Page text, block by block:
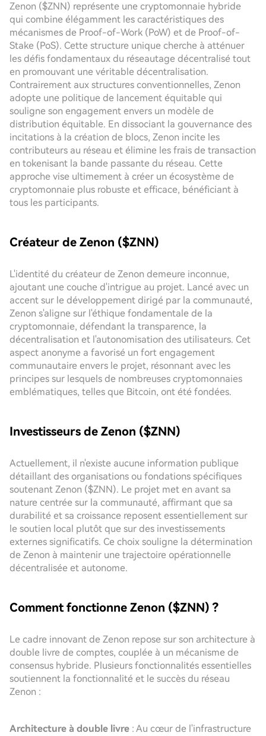
Zenon ($ZNN) représente une cryptomonnaie hybride
qui combine élégamment les caractéristiques des
mécanismes de Proof-of-Work (PoW) et de Proof-of-
Stake (PoS). Cette structure unique cherche à atténuer
les défis fondamentaux du réseautage décentralisé tout
en promouvant une véritable décentralisation.
Contrairement aux structures conventionnelles, Zenon
adopte une politique de lancement équitable qui
souligne son engagement envers un modèle de
distribution équitable. En dissociant la gouvernance des
incitations à la création de blocs, Zenon incite les
contributeurs au réseau et élimine les frais de transaction
en tokenisant la bande passante du réseau. Cette
approche vise ultimement à créer un écosystème de
cryptomonnaie plus robuste et efficace, bénéficiant à
tous les participants.
Créateur de Zenon ($ZNN)
L'identité du créateur de Zenon demeure inconnue,
ajoutant une couche d'intrigue au projet. Lancé avec un
accent sur le développement dirigé par la communauté,
Zenon s'aligne sur l'éthique fondamentale de la
cryptomonnaie, défendant la transparence, la
décentralisation et l'autonomisation des utilisateurs. Cet
aspect anonyme a favorisé un fort engagement
communautaire envers le projet, résonnant avec les
principes sur lesquels de nombreuses cryptomonnaies
emblématiques, telles que Bitcoin, ont été fondées.
Investisseurs de Zenon ($ZNN)
Actuellement, il n'existe aucune information publique
détaillant des organisations ou fondations spécifiques
soutenant Zenon ($ZNN). Le projet met en avant sa
nature centrée sur la communauté, affirmant que sa
durabilité et sa croissance reposent essentiellement sur
le soutien local plutôt que sur des investissements
externes significatifs. Ce choix souligne la détermination
de Zenon à maintenir une trajectoire opérationnelle
décentralisée et autonome.
Comment fonctionne Zenon ($ZNN) ?
Le cadre innovant de Zenon repose sur son architecture à
double livre de comptes, couplée à un mécanisme de
consensus hybride. Plusieurs fonctionnalités essentielles
soutiennent la fonctionnalité et le succès du réseau
Zenon :
Architecture à double livre : Au cœur de l'infrastructure